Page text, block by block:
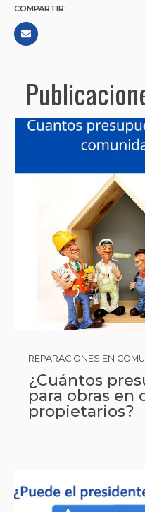
COMPARTIR:
REPARACIONES EN
¿Cuántos
para obras en
propietarios?